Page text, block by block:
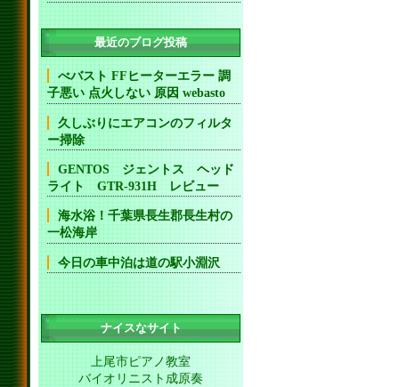
最近のブログ投稿
べバスト FFヒーターエラー 調
子悪い 点火しない 原因 webasto
久しぶりにエアコンのフィルタ
ー掃除
GENTOS ジェントス ヘッド
ライト GTR-931H レビュー
海水浴！千葉県長生郡長生村の
一松海岸
今日の車中泊は道の駅小淵沢
ナイスなサイト
上尾市ピアノ教室
バイオリニスト成原奏